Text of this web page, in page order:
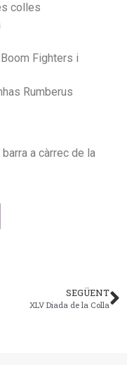
colles
Fighters i
Rumberus
a càrrec de la
SEGÜENT
XLV Diada de la Colla